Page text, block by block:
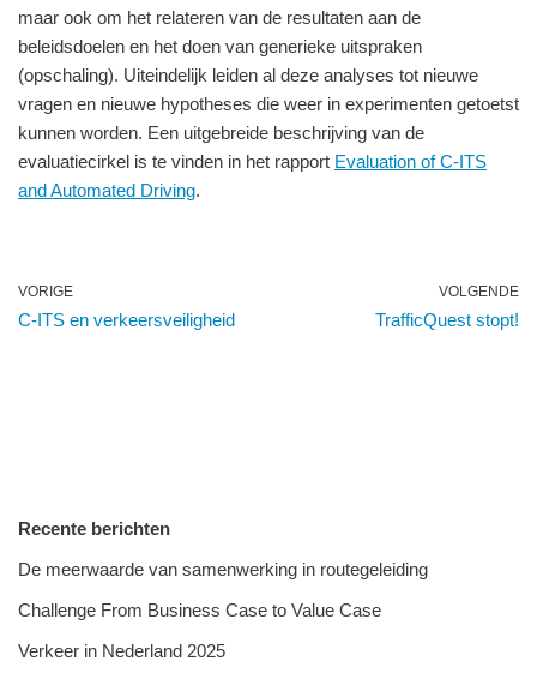
maar ook om het relateren van de resultaten aan de
beleidsdoelen en het doen van generieke uitspraken
(opschaling). Uiteindelijk leiden al deze analyses tot nieuwe
vragen en nieuwe hypotheses die weer in experimenten getoetst
kunnen worden. Een uitgebreide beschrijving van de
evaluatiecirkel is te vinden in het rapport Evaluation of C-ITS
and Automated Driving.
VORIGE
C-ITS en verkeersveiligheid
VOLGENDE
TrafficQuest stopt!
Recente berichten
De meerwaarde van samenwerking in routegeleiding
Challenge From Business Case to Value Case
Verkeer in Nederland 2025